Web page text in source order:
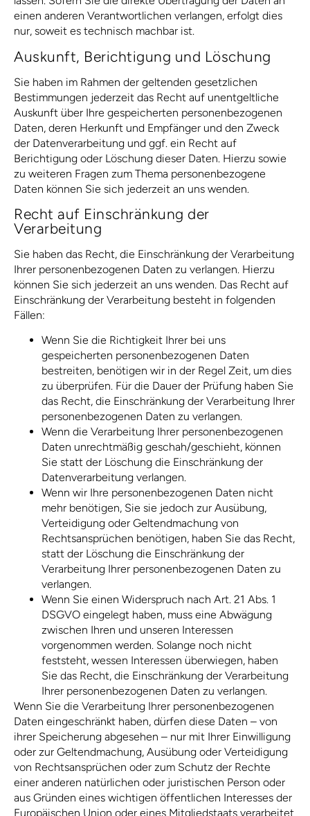
einen anderen Verantwortlichen verlangen, erfolgt dies
nur, soweit es technisch machbar ist.
Auskunft, Berichtigung und Löschung
Sie haben im Rahmen der geltenden gesetzlichen
Bestimmungen jederzeit das Recht auf unentgeltliche
Auskunft über Ihre gespeicherten personenbezogenen
Daten, deren Herkunft und Empfänger und den Zweck
der Datenverarbeitung und ggf. ein Recht auf
Berichtigung oder Löschung dieser Daten. Hierzu sowie
zu weiteren Fragen zum Thema personenbezogene
Daten können Sie sich jederzeit an uns wenden.
Recht auf Einschränkung der
Verarbeitung
Sie haben das Recht, die Einschränkung der Verarbeitung
Ihrer personenbezogenen Daten zu verlangen. Hierzu
können Sie sich jederzeit an uns wenden. Das Recht auf
Einschränkung der Verarbeitung besteht in folgenden
Fällen:
Wenn Sie die Richtigkeit Ihrer bei uns
gespeicherten personenbezogenen Daten
bestreiten, benötigen wir in der Regel Zeit, um dies
zu überprüfen. Für die Dauer der Prüfung haben Sie
das Recht, die Einschränkung der Verarbeitung Ihrer
personenbezogenen Daten zu verlangen.
Wenn die Verarbeitung Ihrer personenbezogenen
Daten unrechtmäßig geschah/geschieht, können
Sie statt der Löschung die Einschränkung der
Datenverarbeitung verlangen.
Wenn wir Ihre personenbezogenen Daten nicht
mehr benötigen, Sie sie jedoch zur Ausübung,
Verteidigung oder Geltendmachung von
Rechtsansprüchen benötigen, haben Sie das Recht,
statt der Löschung die Einschränkung der
Verarbeitung Ihrer personenbezogenen Daten zu
verlangen.
Wenn Sie einen Widerspruch nach Art. 21 Abs. 1
DSGVO eingelegt haben, muss eine Abwägung
zwischen Ihren und unseren Interessen
vorgenommen werden. Solange noch nicht
feststeht, wessen Interessen überwiegen, haben
Sie das Recht, die Einschränkung der Verarbeitung
Ihrer personenbezogenen Daten zu verlangen.
Wenn Sie die Verarbeitung Ihrer personenbezogenen
Daten eingeschränkt haben, dürfen diese Daten – von
ihrer Speicherung abgesehen – nur mit Ihrer Einwilligung
oder zur Geltendmachung, Ausübung oder Verteidigung
von Rechtsansprüchen oder zum Schutz der Rechte
einer anderen natürlichen oder juristischen Person oder
aus Gründen eines wichtigen öffentlichen Interesses der
Europäischen Union oder eines Mitgliedstaats verarbeitet